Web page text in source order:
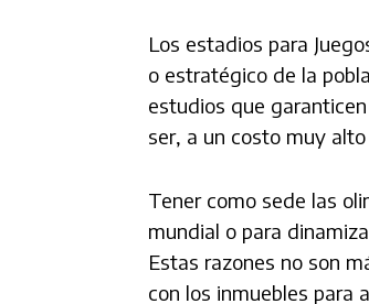
Los estadios para
o estratégico de la
estudios que
ser, a un costo muy
Tener como sede las
mundial o para
Estas razones no son
con los inmuebles para